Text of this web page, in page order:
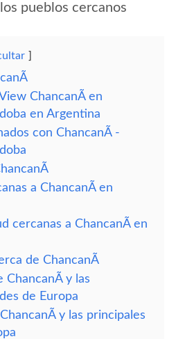
pueblos cercanos
ChancanÃ­ en
en Argentina
con ChancanÃ­ -
a ChancanÃ­ en
cercanas a ChancanÃ­ en
de ChancanÃ­
ChancanÃ­ y las
de Europa
y las principales